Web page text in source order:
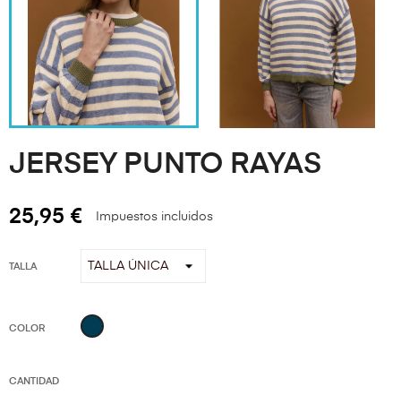
JERSEY PUNTO RAYAS
25,95 € Impuestos incluidos
TALLA
COLOR
Azul
CANTIDAD